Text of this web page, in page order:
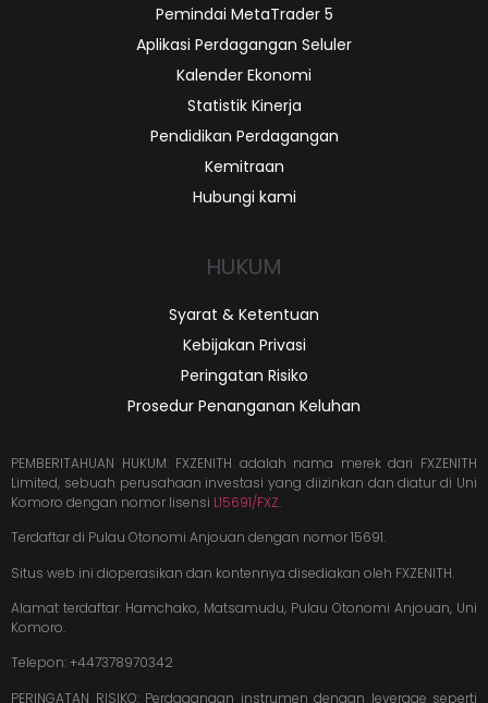
Pemindai MetaTrader 5
Aplikasi Perdagangan Seluler
Kalender Ekonomi
Statistik Kinerja
Pendidikan Perdagangan
Kemitraan
Hubungi kami
HUKUM
Syarat & Ketentuan
Kebijakan Privasi
Peringatan Risiko
Prosedur Penanganan Keluhan
PEMBERITAHUAN HUKUM: FXZENITH adalah nama merek dari FXZENITH
Limited, sebuah perusahaan investasi yang diizinkan dan diatur di Uni
Komoro dengan nomor lisensi L15691/FXZ.
Terdaftar di Pulau Otonomi Anjouan dengan nomor 15691.
Situs web ini dioperasikan dan kontennya disediakan oleh FXZENITH.
Alamat terdaftar: Hamchako, Matsamudu, Pulau Otonomi Anjouan, Uni
Komoro.
Telepon: +447378970342
PERINGATAN RISIKO: Perdagangan instrumen dengan leverage seperti